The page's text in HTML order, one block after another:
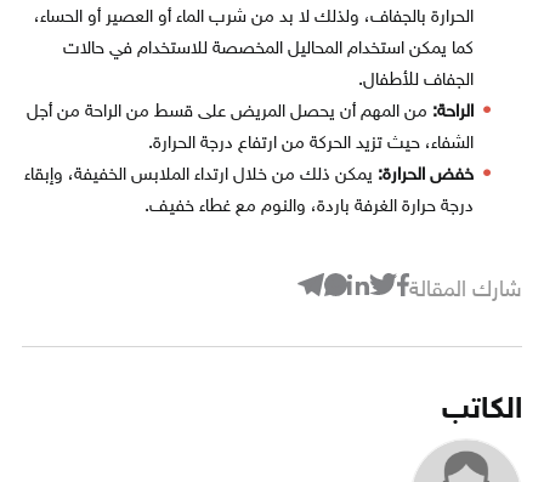
الحرارة بالجفاف، ولذلك لا بد من شرب الماء أو العصير أو الحساء،
كما يمكن استخدام المحاليل المخصصة للاستخدام في حالات
الجفاف للأطفال.
الراحة: من المهم أن يحصل المريض على قسط من الراحة من أجل
الشفاء، حيث تزيد الحركة من ارتفاع درجة الحرارة.
خفض الحرارة: يمكن ذلك من خلال ارتداء الملابس الخفيفة، وإبقاء
درجة حرارة الغرفة باردة، والنوم مع غطاء خفيف.
شارك المقالة
الكاتب